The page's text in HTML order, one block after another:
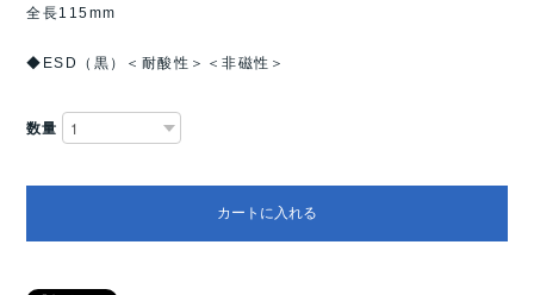
全長115mm
◆ESD（黒）＜耐酸性＞＜非磁性＞
数量
カートに入れる